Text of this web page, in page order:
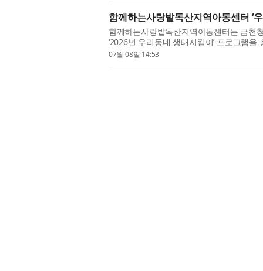
함께하는사랑밭독산지역아동센터 ‘
함께하는사랑밭독산지역아동센터는 금천
‘2026년 우리동네 생태지킴이’ 프로그램
다. 이번 프로그램은 아동들이 생활권 내
07월 08일 14:53